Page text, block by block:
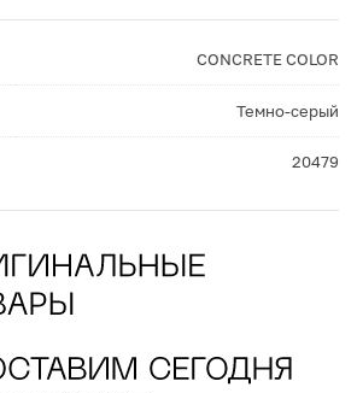
CONCRETE COLOR
Темно-серый
20479